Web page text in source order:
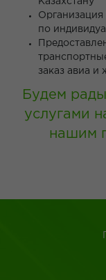
Казахстану
по
заказ авиа
Будем
услугами
нашим